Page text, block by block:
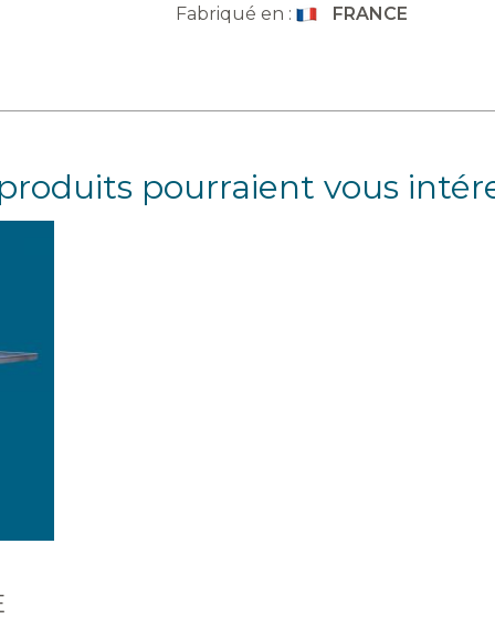
Fabriqué en : FRANCE
pourraient vous